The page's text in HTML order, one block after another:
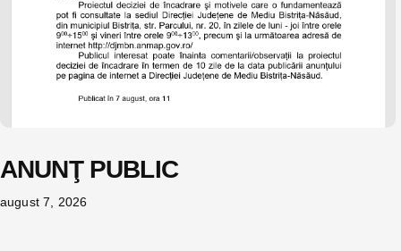
ANUNŢ PUBLIC
august 7, 2026